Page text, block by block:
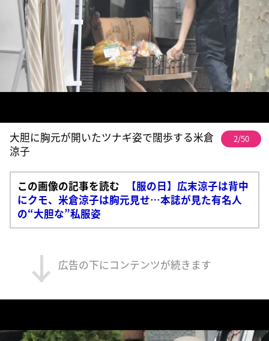
大胆に胸元が開いたツナギ姿で闊歩する米倉
涼子
2/50
この画像の記事を読む
【服の日】広末涼子は背中
にクモ、米倉涼子は胸元見せ…本誌が見た有名人
の“大胆な”私服姿
広告の下にコンテンツが続きます